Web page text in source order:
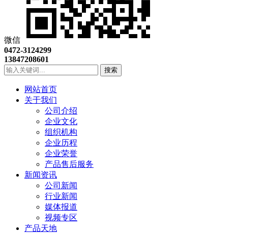
微信
0472-3124299
13847208601
搜索
网站首页
关于我们
公司介绍
企业文化
组织机构
企业历程
企业荣誉
产品售后服务
新闻资讯
公司新闻
行业新闻
媒体报道
视频专区
产品天地